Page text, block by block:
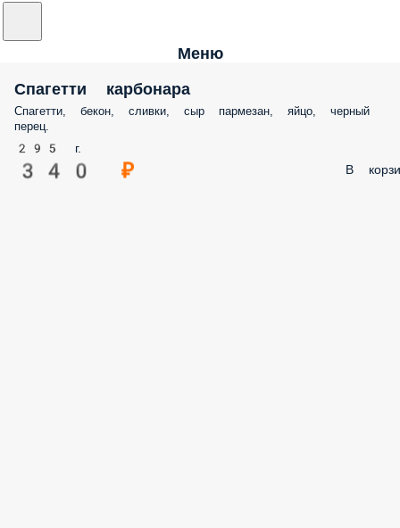
Меню
Спагетти карбонара
Спагетти, бекон, сливки, сыр пармезан, яйцо, черный
перец.
295 г.
340 ₽ В